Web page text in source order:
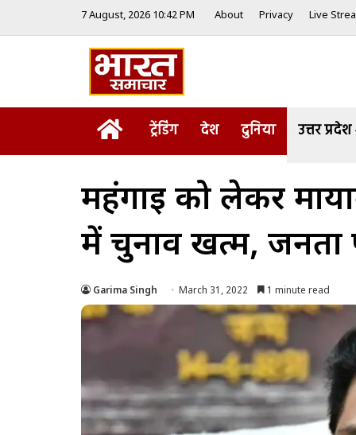
7 August, 2026 10:42 PM About Privacy Live
Homeट्रेंडिंग देश दुनिया उत्तर प्रदेश
महंगाई को लेकर
में चुनाव खत्म, जनता
Garima Singh March 31, 2022 1 minute read